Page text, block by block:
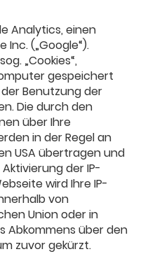
Analytics, einen
(„Google“).
„Cookies“,
gespeichert
Benutzung der
Die durch den
über Ihre
in der Regel an
USA übertragen und
der IP-
wird Ihre IP-
von
Union oder in
Abkommens über den
zuvor gekürzt.